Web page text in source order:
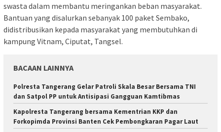
swasta dalam membantu meringankan beban masyarakat.
Bantuan yang disalurkan sebanyak 100 paket Sembako,
didistribusikan kepada masyarakat yang membutuhkan di
kampung Vitnam, Ciputat, Tangsel.
BACAAN LAINNYA
Polresta Tangerang Gelar Patroli Skala Besar Bersama TNI
dan Satpol PP untuk Antisipasi Gangguan Kamtibmas
Kapolresta Tangerang bersama Kementrian KKP dan
Forkopimda Provinsi Banten Cek Pembongkaran Pagar Laut